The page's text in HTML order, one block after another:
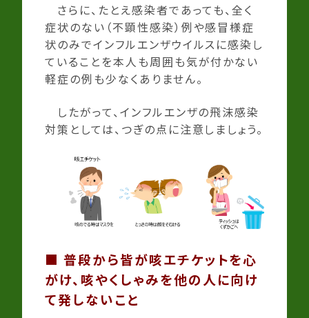
さらに、たとえ感染者であっても、全く
症状のない（不顕性感染）例や感冒様症
状のみでインフルエンザウイルスに感染し
ていることを本人も周囲も気が付かない
軽症の例も少なくありません。
したがって、インフルエンザの飛沫感染
対策としては、つぎの点に注意しましょう。
■ 普段から皆が咳エチケットを心
がけ、咳やくしゃみを他の人に向け
て発しないこと